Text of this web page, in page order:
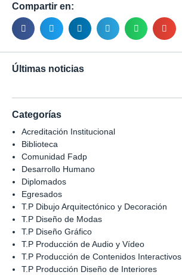
Compartir en:
Últimas noticias
Categorías
Acreditación Institucional
Biblioteca
Comunidad Fadp
Desarrollo Humano
Diplomados
Egresados
T.P Dibujo Arquitectónico y Decoración
T.P Diseño de Modas
T.P Diseño Gráfico
T.P Producción de Audio y Vídeo
T.P Producción de Contenidos Interactivos
T.P Producción Diseño de Interiores